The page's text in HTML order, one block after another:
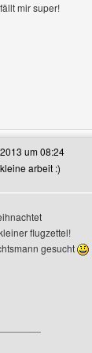
anzeigen
mir super!
dieses
anzeigen
um 08:24
arbeit :)
flugzettel!
gesucht